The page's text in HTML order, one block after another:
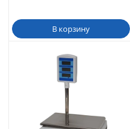
В корзину